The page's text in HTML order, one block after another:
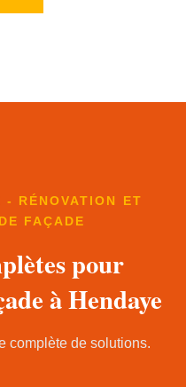
- RÉNOVATION ET
FAÇADE
pour
à Hendaye
complète de solutions.